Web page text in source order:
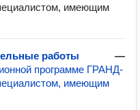
имеющим
работы
—
программе ГРАНД-
имеющим